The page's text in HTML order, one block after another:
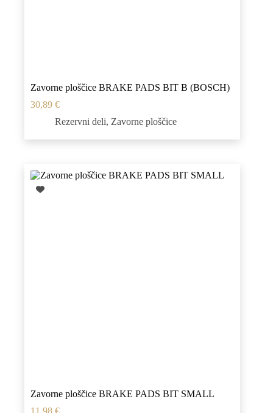
Zavorne ploščice BRAKE PADS BIT B (BOSCH)
30,89 €
Rezervni deli, Zavorne ploščice
Zavorne ploščice BRAKE PADS BIT SMALL
11,98 €